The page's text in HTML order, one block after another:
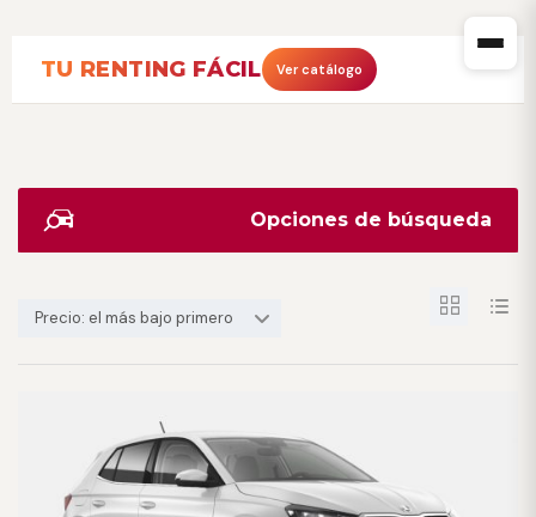
TU RENTING FÁCIL Ver catálogo
Opciones de búsqueda
Precio: el más bajo primero